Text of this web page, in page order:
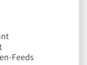
Feeds